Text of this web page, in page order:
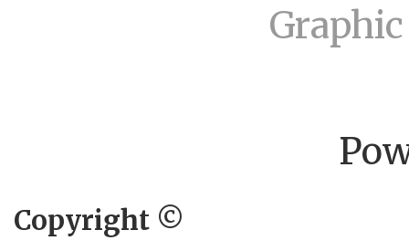
Copyright ©